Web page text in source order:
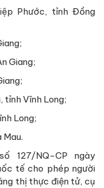
Phước, tỉnh Đồng
Giang;
tỉnh Vĩnh Long;
Long;
Mau.
127/NQ-CP ngày
tế cho phép người
thị thực điện tử, cụ